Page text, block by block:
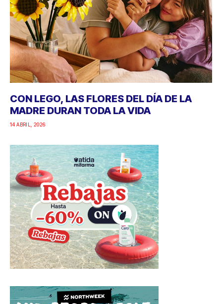
CON LEGO, LAS FLORES DEL DÍA DE LA
MADRE DURAN TODA LA VIDA
14 ABRIL, 2026